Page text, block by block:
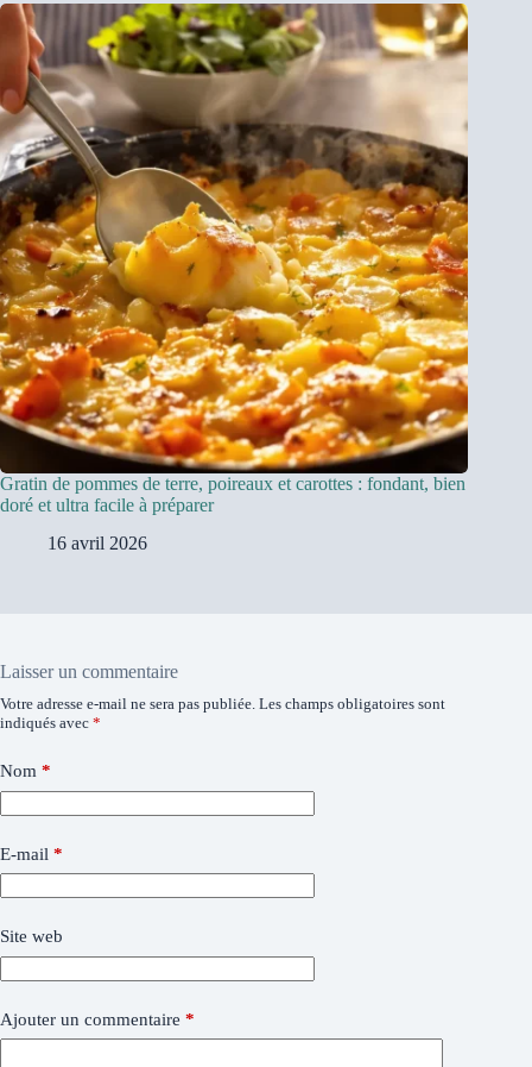
Gratin de pommes de terre, poireaux et carottes : fondant, bien
doré et ultra facile à préparer
16 avril 2026
Laisser un commentaire
Votre adresse e-mail ne sera pas publiée. Les champs obligatoires sont
indiqués avec *
Nom *
E-mail *
Site web
Ajouter un commentaire *